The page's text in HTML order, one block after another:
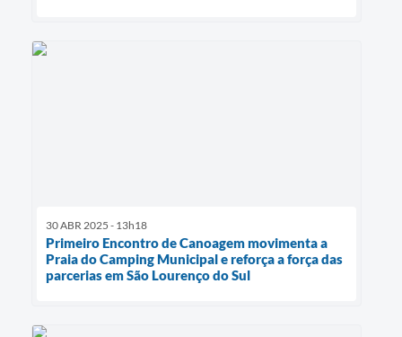
30 ABR 2025 - 13h18
Primeiro Encontro de Canoagem movimenta a
Praia do Camping Municipal e reforça a força das
parcerias em São Lourenço do Sul